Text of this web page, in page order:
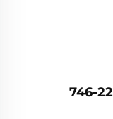
746-